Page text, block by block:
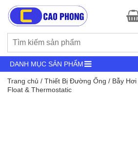
DANH MỤC SẢN PHẨM
Trang chủ / Thiết Bị Đường Ống / Bẫy Hơi
Float & Thermostatic